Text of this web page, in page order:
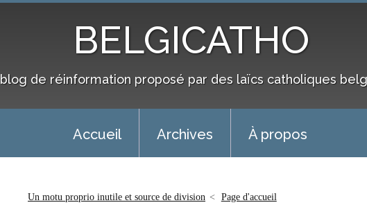
BELGICATHO
blog de réinformation proposé par des laïcs catholiques
Accueil Archives À propos
Un motu proprio inutile et source de division Page d'accueil